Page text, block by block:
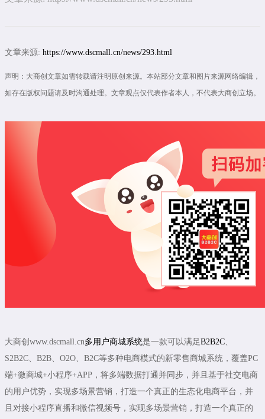
文章来源: https://www.dscmall.cn/news/293.html
声明：大商创文章如需转载请注明原创来源。本站部分文章和图片来源网络编辑，
如存在版权问题请及时沟通处理。文章观点仅代表作者本人，不代表大商创立场。
大商创www.dscmall.cn多用户商城系统是一款可以满足B2B2C
S2B2C、B2B、O2O、B2C等多种电商模式的新零售商城系统，覆盖PC
端+微商城+小程序+APP，将多端数据打通并同步，并且基于社交电商
的用户优势，实现多场景营销，打造一个真正的生态化电商平台，并
且对接小程序直播和微信视频号，实现多场景营销，打造一个真正的